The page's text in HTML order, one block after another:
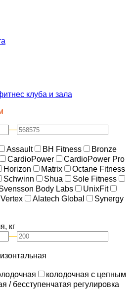
клуба и зала
—
Assault BH Fitness
Bronze
CardioPower
CardioPower Pro
Horizon Matrix
Octane Fitness
Schwinn Shua
Sole Fitness
Body Labs
UnixFit
Vertex Alatech Global
Synergy
кг
—
колодочная с цепным
/ бесступенчатая регулировка